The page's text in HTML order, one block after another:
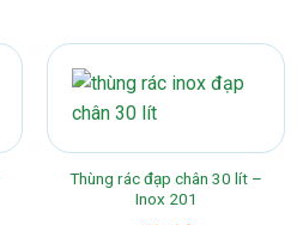
Thùng rác đạp chân 30 lít –
Inox 201